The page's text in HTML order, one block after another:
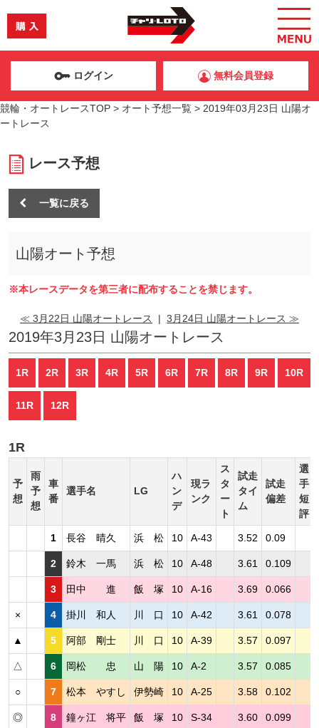
ログイン 無料会員登録
競輪・オートレースTOP > オート予想一覧 > 2019年03月23日 山陽オ
ートレース
レース予想
一覧に戻る
山陽オート予想
※本レースデータを第三者に配布することを禁じます。
≪ 3月22日 山陽オートレース | 3月24日 山陽オートレース ≫
2019年3月23日 山陽オートレース
1R 2R 3R 4R 5R 6R 7R 8R 9R 10R
11R 12R
1R
予
想
雨
予
想
車
番
選手名 LG
ハ
ン
デ
現ラ
ンク
ス
タ
ー
ト
試走
タイ
ム
試走
偏差
選
手
短
評
1 長谷 晴久 浜 松 10 A-43 3.52 0.09
2 鈴木 一馬 浜 松 10 A-48 3.61 0.109
3 田中 進 飯 塚 10 A-16 3.69 0.066
× 4 掛川 和人 川 口 10 A-42 3.61 0.078
▲ 5 阿部 剛士 川 口 10 A-39 3.57 0.097
△ 6 岡松 忠 山 陽 10 A-2 3.57 0.085
○ 7 松本 やすし 伊勢崎 10 A-25 3.58 0.102
◎ 8 鐘ヶ江 将平 飯 塚 10 S-34 3.60 0.099